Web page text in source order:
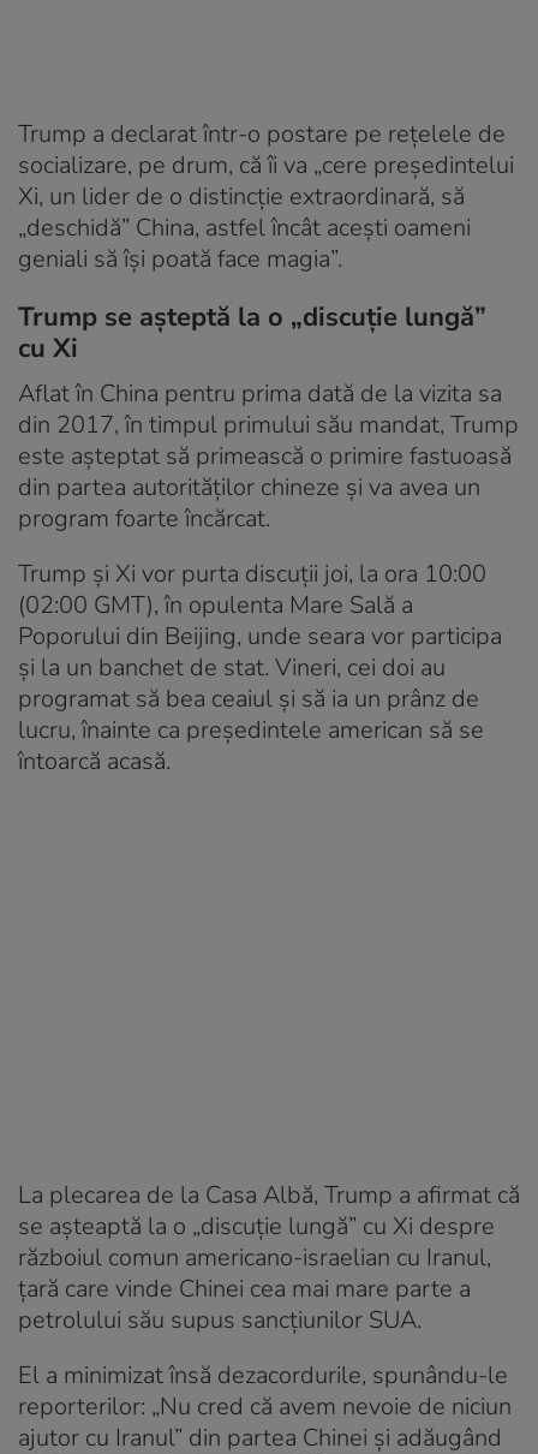
Trump a declarat într-o postare pe rețelele de
socializare, pe drum, că îi va „cere președintelui
Xi, un lider de o distincție extraordinară, să
„deschidă” China, astfel încât acești oameni
geniali să își poată face magia”.
Trump se așteptă la o „discuție lungă”
cu Xi
Aflat în China pentru prima dată de la vizita sa
din 2017, în timpul primului său mandat, Trump
este așteptat să primească o primire fastuoasă
din partea autorităților chineze și va avea un
program foarte încărcat.
Trump și Xi vor purta discuții joi, la ora 10:00
(02:00 GMT), în opulenta Mare Sală a
Poporului din Beijing, unde seara vor participa
și la un banchet de stat. Vineri, cei doi au
programat să bea ceaiul și să ia un prânz de
lucru, înainte ca președintele american să se
întoarcă acasă.
La plecarea de la Casa Albă, Trump a afirmat că
se așteaptă la o „discuție lungă” cu Xi despre
războiul comun americano-israelian cu Iranul,
țară care vinde Chinei cea mai mare parte a
petrolului său supus sancțiunilor SUA.
El a minimizat însă dezacordurile, spunându-le
reporterilor: „Nu cred că avem nevoie de niciun
ajutor cu Iranul” din partea Chinei și adăugând